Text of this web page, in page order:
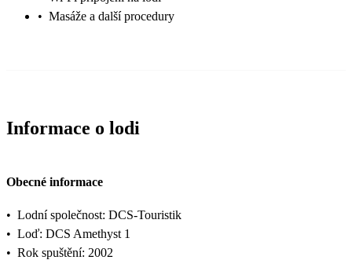
• Masáže a další procedury
Informace o lodi
Obecné informace
• Lodní společnost: DCS-Touristik
• Loď: DCS Amethyst 1
• Rok spuštění: 2002